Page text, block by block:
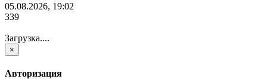
05.08.2026, 19:02
339
Загрузка....
×
Авторизация